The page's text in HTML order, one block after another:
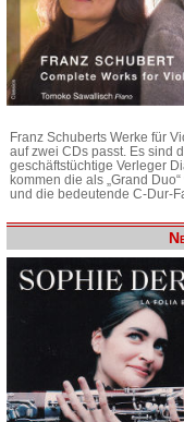
Franz Schuberts Werke für
auf zwei CDs passt. Es sind
geschäftstüchtige Verleger
kommen die als „Grand
und die bedeutende C-Dur-